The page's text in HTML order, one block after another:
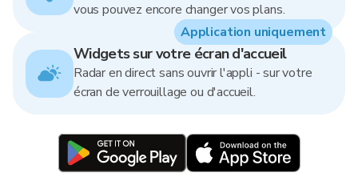
vous pouvez encore changer vos plans.
Widgets sur votre écran d'accueil
Radar en direct sans ouvrir l'appli - sur votre
écran de verrouillage ou d'accueil.
Application uniquement